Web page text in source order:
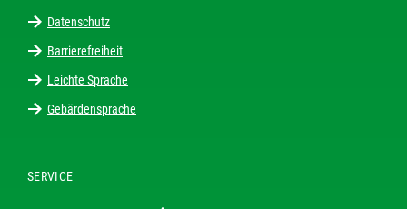
Datenschutz
Barrierefreiheit
Leichte Sprache
Gebärdensprache
SERVICE